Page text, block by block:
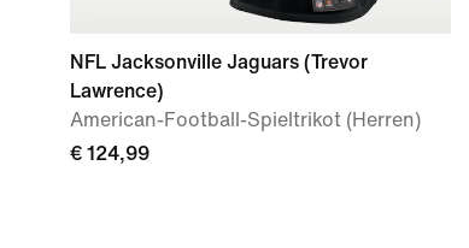
NFL Jacksonville Jaguars (Trevor
Lawrence)
American-Football-Spieltrikot (Herren)
€ 124,99